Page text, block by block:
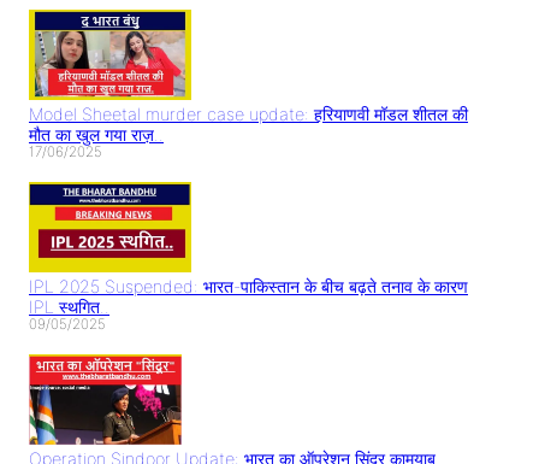
Model Sheetal murder case update: हरियाणवी मॉडल शीतल की
मौत का खुल गया राज़..
17/06/2025
IPL 2025 Suspended: भारत-पाकिस्तान के बीच बढ़ते तनाव के कारण
IPL स्थगित..
09/05/2025
Operation Sindoor Update: भारत का ऑपरेशन सिंदूर कामयाब